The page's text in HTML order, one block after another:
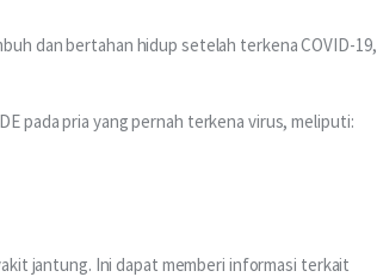
dan bertahan hidup setelah terkena COVID-19,
pada pria yang pernah terkena virus, meliputi:
jantung. Ini dapat memberi informasi terkait